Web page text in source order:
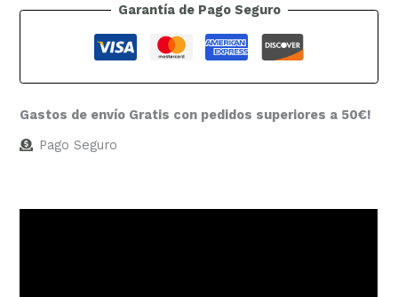
Garantía de Pago Seguro
Gastos de envío Gratis con pedidos superiores a 50€!
Pago Seguro